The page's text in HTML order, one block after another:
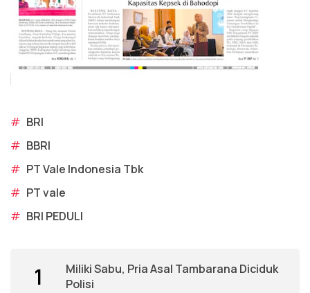
# BRI
# BBRI
# PT Vale Indonesia Tbk
# PT vale
# BRI PEDULI
1
Miliki Sabu, Pria Asal Tambarana Diciduk
Polisi